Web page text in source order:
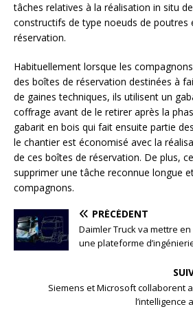
tâches relatives à la réalisation in situ
constructifs de type noeuds de poutres
réservation.
Habituellement lorsque les
des boîtes de réservation destinées à
de gaines techniques, ils utilisent un
coffrage avant de le retirer après la
gabarit en bois qui fait ensuite partie
le chantier est économisé avec la
de ces boîtes de réservation. De plus,
supprimer une tâche reconnue longue
compagnons.
PRÉCÉDENT
Daimler Truck va mettre
une plateforme
Siemens et Microsoft collaborent
l’intelligence